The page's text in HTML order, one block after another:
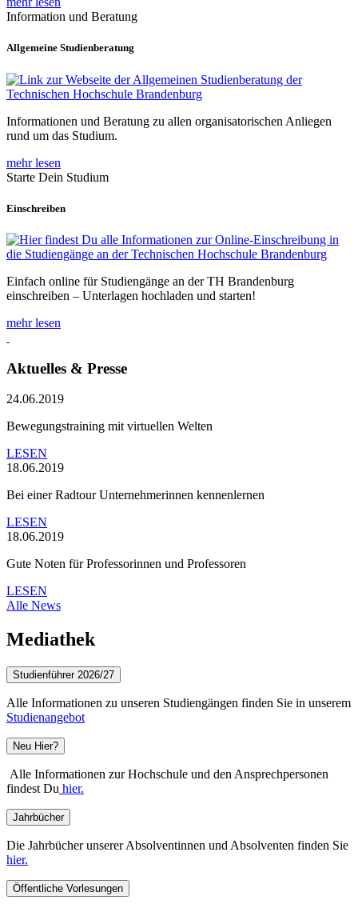
Information und Beratung
Allgemeine Studienberatung
Informationen und Beratung zu allen organisatorischen Anliegen
rund um das Studium.
mehr lesen
Starte Dein Studium
Einschreiben
Einfach online für Studiengänge an der TH Brandenburg
einschreiben – Unterlagen hochladen und starten!
mehr lesen
Aktuelles & Presse
24.06.2019
Bewegungstraining mit virtuellen Welten
LESEN
18.06.2019
Bei einer Radtour Unternehmerinnen kennenlernen
LESEN
18.06.2019
Gute Noten für Professorinnen und Professoren
LESEN
Alle News
Mediathek
Studienführer 2026/27
Alle Informationen zu unseren Studiengängen finden Sie in unserem
Studienangebot
Neu Hier?
Alle Informationen zur Hochschule und den Ansprechpersonen
findest Du hier.
Jahrbücher
Die Jahrbücher unserer Absolventinnen und Absolventen finden Sie
hier.
Öffentliche Vorlesungen